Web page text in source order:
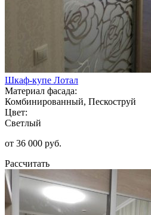
Шкаф-купе Лотал
Материал фасада:
Комбинированный, Пескоструй
Цвет:
Светлый
от 36 000 руб.
Рассчитать